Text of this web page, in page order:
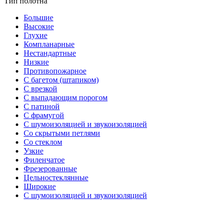
Большие
Высокие
Глухие
Компланарные
Нестандартные
Низкие
Противопожарное
С багетом (штапиком)
С врезкой
С выпадающим порогом
С патиной
С фрамугой
С шумоизоляцией и звукоизоляцией
Со скрытыми петлями
Со стеклом
Узкие
Филенчатое
Фрезерованные
Цельностеклянные
Широкие
С шумоизоляцией и звукоизоляцией